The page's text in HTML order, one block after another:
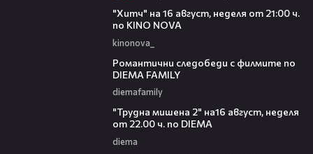
"Хитч" на 16 август, неделя от 21:00 ч.
по KINO NOVA
kinonova_
Романтични следобеди с филмите по
DIEMA FAMILY
diemafamily
"Трудна мишена 2" на16 август, неделя
от 22.00 ч. по DIEMA
diema